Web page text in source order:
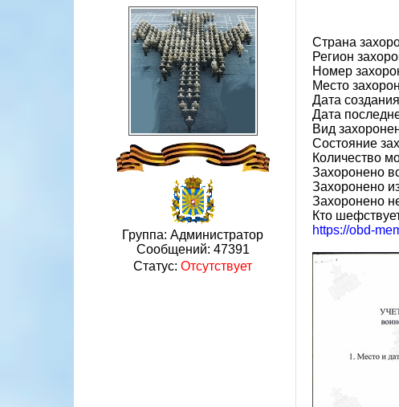
Группа: Администратор
Сообщений: 47391
Статус: Отсутствует
Страна
Регион
Номер
Место
Дата
Дата
Вид
Состояние
Количество
Захоронено
Захоронено
Захоронено
Кто
https://obd-